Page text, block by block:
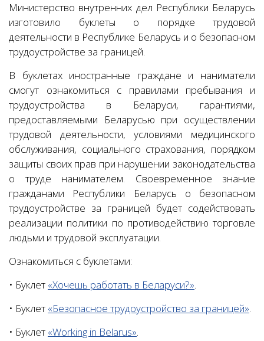
Министерство внутренних дел Республики Беларусь
изготовило буклеты о порядке трудовой
деятельности в Республике Беларусь и о безопасном
трудоустройстве за границей.
В буклетах иностранные граждане и наниматели
смогут ознакомиться с правилами пребывания и
трудоустройства в Беларуси, гарантиями,
предоставляемыми Беларусью при осуществлении
трудовой деятельности, условиями медицинского
обслуживания, социального страхования, порядком
защиты своих прав при нарушении законодательства
о труде нанимателем. Своевременное знание
гражданами Республики Беларусь о безопасном
трудоустройстве за границей будет содействовать
реализации политики по противодействию торговле
людьми и трудовой эксплуатации.
Ознакомиться с буклетами:
• Буклет «Хочешь работать в Беларуси?».
• Буклет «Безопасное трудоустройство за границей».
• Буклет «Working in Belarus».